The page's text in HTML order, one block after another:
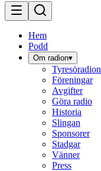
Hem
Podd
Om radion▾
Tyresöradion
Föreningar
Avgifter
Göra radio
Historia
Slingan
Sponsorer
Stadgar
Vänner
Press